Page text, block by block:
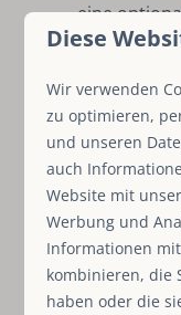
eine
an. Die vom
eingeführt,
abgedeckt
Feste
keine Fee
aufgrund
Eigennutzung
Diese
Wir verwenden
zu optimieren,
und unseren
auch
Website mit
Werbung und
Informationen
kombinieren, die
haben oder die